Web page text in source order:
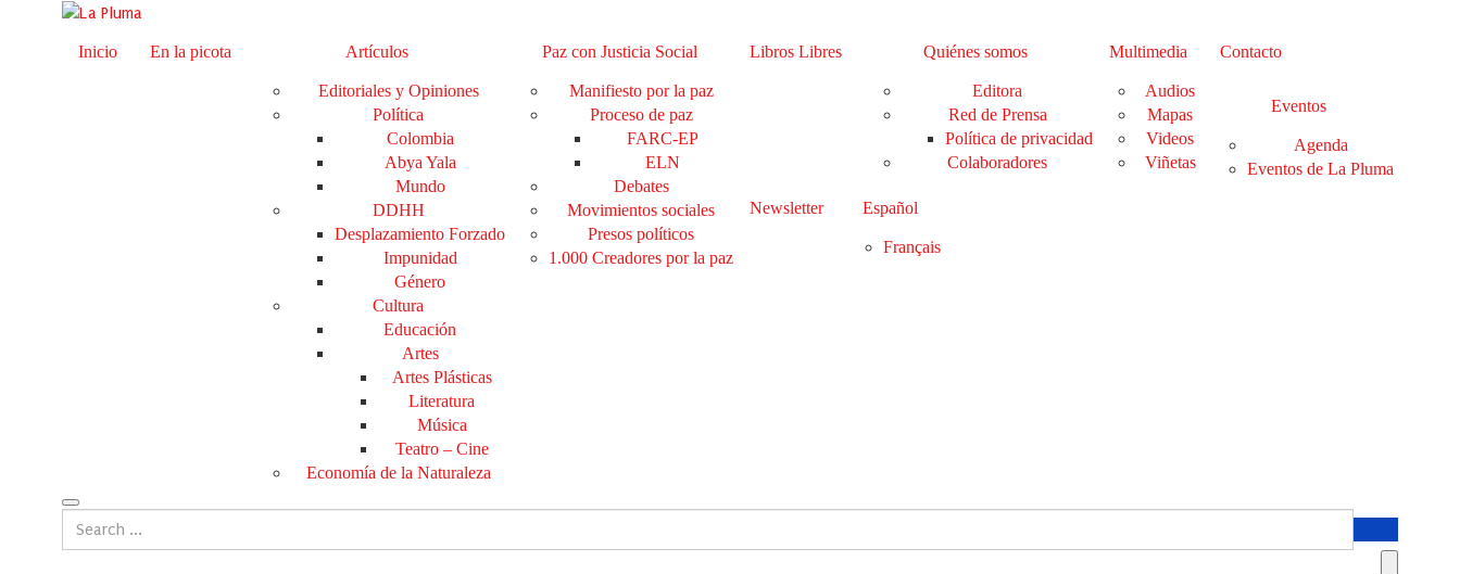
Inicio En la picota Artículos
Editoriales y Opiniones
Política
Colombia
Abya Yala
Mundo
DDHH
Desplazamiento Forzado
Impunidad
Género
Cultura
Educación
Artes
Artes Plásticas
Literatura
Música
Teatro – Cine
Economía de la Naturaleza
Paz con Justicia Social
Manifiesto por la paz
Proceso de paz
FARC-EP
ELN
Debates
Movimientos sociales
Presos políticos
1.000 Creadores por la paz
Libros Libres Quiénes somos
Editora
Red de Prensa
Política de privacidad
Colaboradores
Multimedia
Audios
Mapas
Videos
Viñetas
Contacto
Eventos
Agenda
Eventos de La Pluma
Newsletter Español
Français